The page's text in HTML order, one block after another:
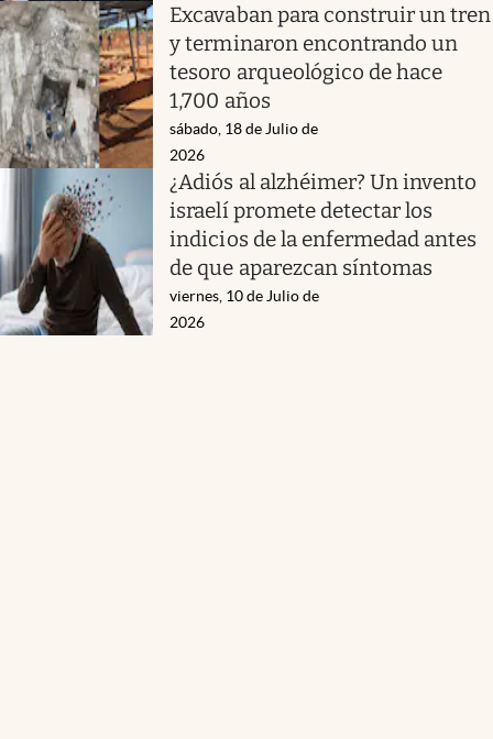
Excavaban para construir un tren
y terminaron encontrando un
tesoro arqueológico de hace
1,700 años
sábado, 18 de Julio de
2026
¿Adiós al alzhéimer? Un invento
israelí promete detectar los
indicios de la enfermedad antes
de que aparezcan síntomas
viernes, 10 de Julio de
2026